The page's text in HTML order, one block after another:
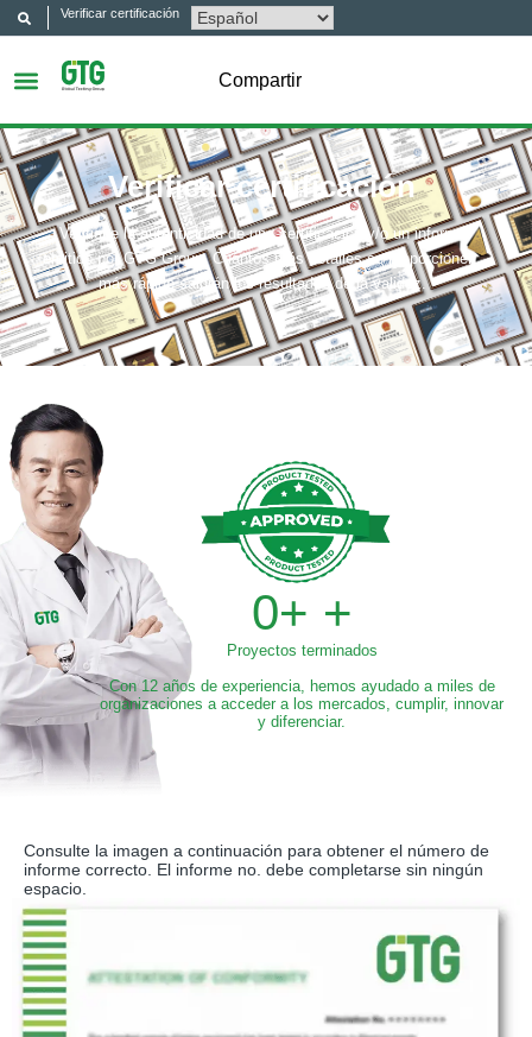
Verificar certificación
Compartir
Verificar certificación
Verifique la autenticidad de una certificación y/o un informe
emitido por GTG Group. Cuantos más detalles se proporcionen,
más rápido saldrán los resultados de la validez.
Proyectos terminados
Con 12 años de experiencia, hemos ayudado a miles de
organizaciones a acceder a los mercados, cumplir, innovar
y diferenciar.
0+ +
Consulte la imagen a continuación para obtener el número de
informe correcto. El informe no. debe completarse sin ningún
espacio.